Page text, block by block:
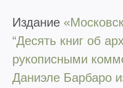
Издание
“Десять книг об
рукописными
Даниэле Барбаро